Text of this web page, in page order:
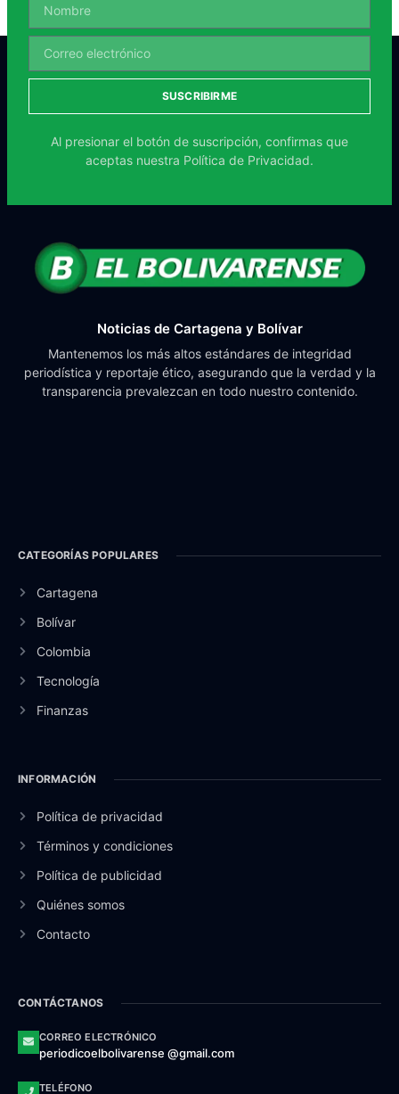
SUSCRIBIRME
Al presionar el botón de suscripción, confirmas que
aceptas nuestra Política de Privacidad.
Noticias de Cartagena y Bolívar
Mantenemos los más altos estándares de integridad
periodística y reportaje ético, asegurando que la verdad y la
transparencia prevalezcan en todo nuestro contenido.
CATEGORÍAS POPULARES
Cartagena
Bolívar
Colombia
Tecnología
Finanzas
INFORMACIÓN
Política de privacidad
Términos y condiciones
Política de publicidad
Quiénes somos
Contacto
CONTÁCTANOS
CORREO ELECTRÓNICO
periodicoelbolivarense @gmail.com
TELÉFONO